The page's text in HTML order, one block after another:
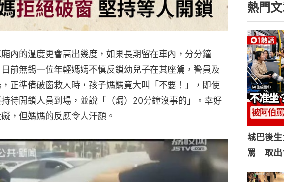
內的溫度更會高出幾度，如果長期留在車內，分分鐘
日前無錫一位年輕媽媽不慎反鎖幼兒子在其座駕，警員及
正準備破窗救人時，孩子媽媽竟大叫「不要！」，即使
待開鎖人員到場，並說「（焗）20分鐘沒事的」。幸好
，但媽媽的反應令人汗顏。
熱門
城巴後
罵 取出